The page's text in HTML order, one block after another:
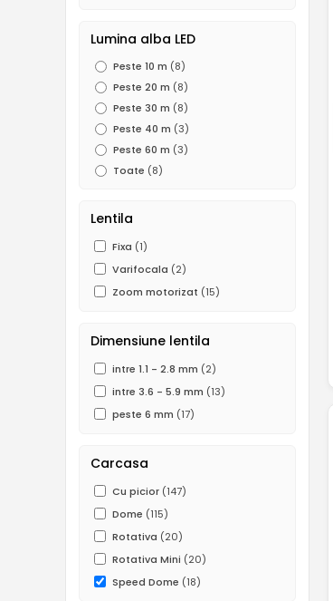
Lumina alba LED
Peste 10 m (8)
Peste 20 m (8)
Peste 30 m (8)
Peste 40 m (3)
Peste 60 m (3)
Toate (8)
Lentila
Fixa (1)
Varifocala (2)
Zoom motorizat (15)
Dimensiune lentila
intre 1.1 - 2.8 mm (2)
intre 3.6 - 5.9 mm (13)
peste 6 mm (17)
Carcasa
Cu picior (147)
Dome (115)
Rotativa (20)
Rotativa Mini (20)
Speed Dome (18)